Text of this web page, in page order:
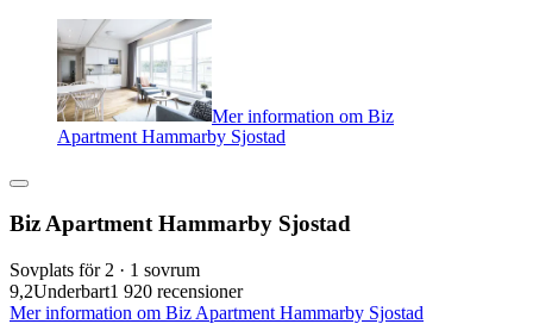
Mer information om Biz
Apartment Hammarby Sjostad
Biz Apartment Hammarby Sjostad
Sovplats för 2 · 1 sovrum
9,2Underbart1 920 recensioner
Mer information om Biz Apartment Hammarby Sjostad